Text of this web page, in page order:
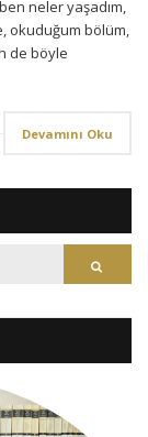
neler yaşadım,
okuduğum bölüm,
de böyle
Devamını Oku